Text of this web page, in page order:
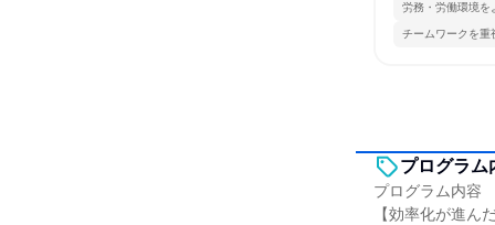
労務・労働環境を
チームワークを重
プログラム
プログラム内容
【効率化が進ん